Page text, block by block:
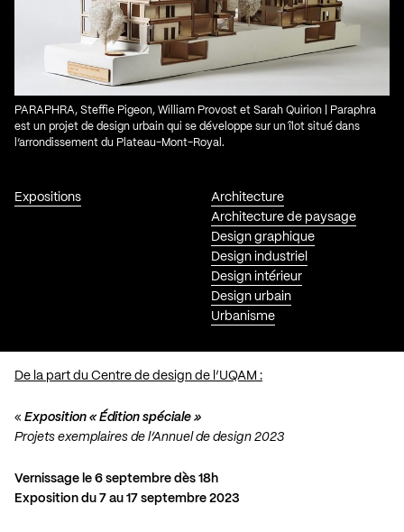
Expositions
Architecture
Architecture de paysage
Design graphique
Design industriel
Design intérieur
Design urbain
Urbanisme
PARAPHRA, Steffie Pigeon, William Provost et Sarah Quirion | Paraphra
est un projet de design urbain qui se développe sur un îlot situé dans
l’arrondissement du Plateau-Mont-Royal.
De la part du Centre de design de l’UQAM :
« Exposition « Édition spéciale »
Projets exemplaires de l’Annuel de design 2023
Vernissage le 6 septembre dès 18h
Exposition du 7 au 17 septembre 2023